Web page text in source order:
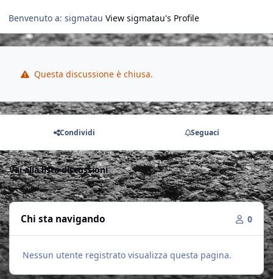
Benvenuto a: sigmatau View sigmatau's Profile
Questa discussione è chiusa.
Condividi Seguaci
Vai alla lista discussioni
Chi sta navigando 0
Nessun utente registrato visualizza questa pagina.